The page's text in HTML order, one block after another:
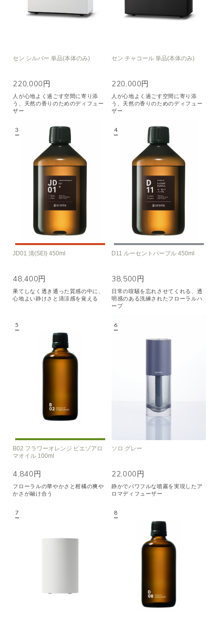
セン シルバー 単品(本体のみ)
220,000円
人が心地よく過ごす空間に寄り添
う、天然の香りのためのディフュー
ザー
セン チャコール 単品(本体のみ)
220,000円
人が心地よく過ごす空間に寄り添
う、天然の香りのためのディフュー
ザー
JD01 清(SEI) 450ml
48,400円
果てしなく透き通った質感の中に、
心地よい静けさと清涼感を覚える
D11 ルーセントパープル 450ml
38,500円
日常の喧騒を忘れさせてくれる、透
明感のある洗練されたフローラルハ
ーブ
B02 フラワーオレンジ ピエゾアロ
マオイル 100ml
4,840円
フローラルの華やかさと柑橘の爽や
かさが融け合う
ソロ グレー
22,000円
静かでパワフルな噴霧を実現したア
ロマディフューザー